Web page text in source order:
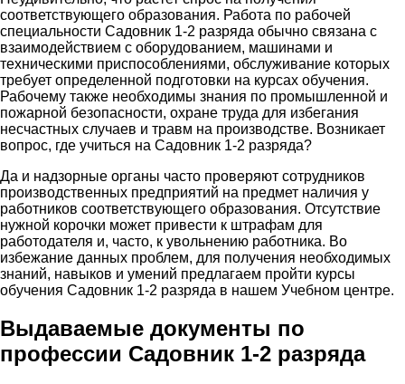
соответствующего образования. Работа по рабочей
специальности Садовник 1-2 разряда обычно связана с
взаимодействием с оборудованием, машинами и
техническими приспособлениями, обслуживание которых
требует определенной подготовки на курсах обучения.
Рабочему также необходимы знания по промышленной и
пожарной безопасности, охране труда для избегания
несчастных случаев и травм на производстве. Возникает
вопрос, где учиться на Садовник 1-2 разряда?
Да и надзорные органы часто проверяют сотрудников
производственных предприятий на предмет наличия у
работников соответствующего образования. Отсутствие
нужной корочки может привести к штрафам для
работодателя и, часто, к увольнению работника. Во
избежание данных проблем, для получения необходимых
знаний, навыков и умений предлагаем пройти курсы
обучения Садовник 1-2 разряда в нашем Учебном центре.
Выдаваемые документы по
профессии Садовник 1-2 разряда